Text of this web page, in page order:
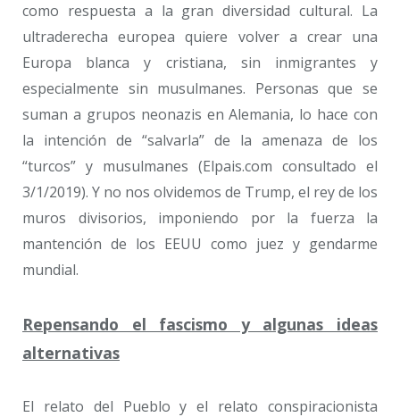
como respuesta a la gran diversidad cultural. La
ultraderecha europea quiere volver a crear una
Europa blanca y cristiana, sin inmigrantes y
especialmente sin musulmanes. Personas que se
suman a grupos neonazis en Alemania, lo hace con
la intención de “salvarla” de la amenaza de los
“turcos” y musulmanes (Elpais.com consultado el
3/1/2019). Y no nos olvidemos de Trump, el rey de los
muros divisorios, imponiendo por la fuerza la
mantención de los EEUU como juez y gendarme
mundial.
Repensando el fascismo y algunas ideas
alternativas
El relato del Pueblo y el relato conspiracionista